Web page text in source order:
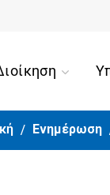
Ενημέρωση